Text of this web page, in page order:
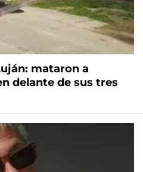
mataron a
delante de sus tres